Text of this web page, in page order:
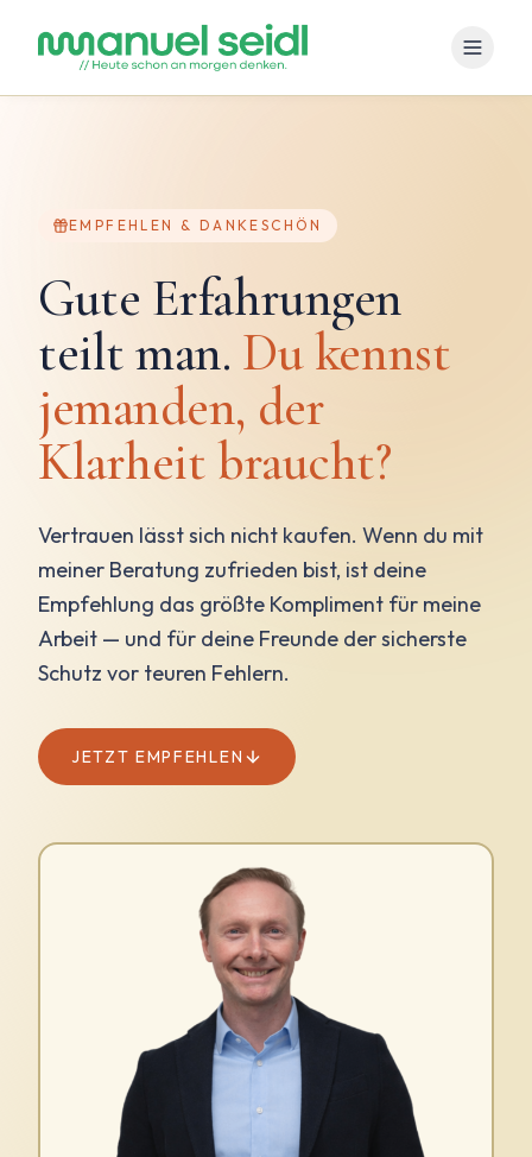
EMPFEHLEN & DANKESCHÖN
Gute Erfahrungen
teilt man. Du kennst
jemanden, der
Klarheit braucht?
Vertrauen lässt sich nicht kaufen. Wenn du mit
meiner Beratung zufrieden bist, ist deine
Empfehlung das größte Kompliment für meine
Arbeit — und für deine Freunde der sicherste
Schutz vor teuren Fehlern.
JETZT EMPFEHLEN